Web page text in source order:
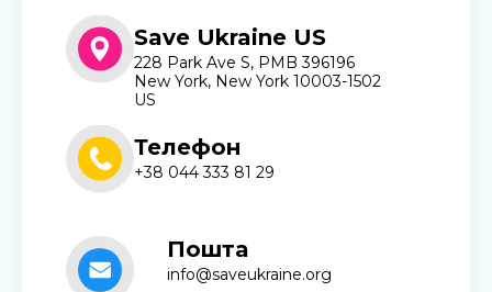
Save Ukraine US
228 Park Ave S, PMB 396196
New York, New York 10003-1502
US
Телефон
+38 044 333 81 29
Пошта
info@saveukraine.org